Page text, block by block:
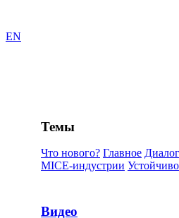
EN
Темы
Что нового? Главное
MICE-индустрии
Видео